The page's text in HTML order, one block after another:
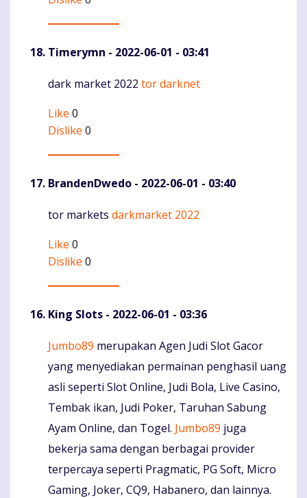
Timerymn - 2022-06-01 - 03:41
Komentaras
dark market 2022 tor darknet
Like 0
Dislike 0
BrandenDwedo - 2022-06-01 - 03:40
Komentaras
tor markets darkmarket 2022
Like 0
Dislike 0
King Slots - 2022-06-01 - 03:36
Komentaras
Jumbo89 merupakan Agen Judi Slot Gacor
yang menyediakan permainan penghasil uang
asli seperti Slot Online, Judi Bola, Live Casino,
Tembak ikan, Judi Poker, Taruhan Sabung
Ayam Online, dan Togel. Jumbo89 juga
bekerja sama dengan berbagai provider
terpercaya seperti Pragmatic, PG Soft, Micro
Gaming, Joker, CQ9, Habanero, dan lainnya.